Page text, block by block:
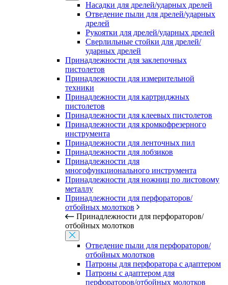
Насадки для дрелей/ударных дрелей
Отведение пыли для дрелей/ударных
дрелей
Рукоятки для дрелей/ударных дрелей
Сверлильные стойки для дрелей/
ударных дрелей
Принадлежности для заклепочных
пистолетов
Принадлежности для измерительной
техники
Принадлежности для картриджных
пистолетов
Принадлежности для клеевых пистолетов
Принадлежности для кромкофрезерного
инструмента
Принадлежности для ленточных пил
Принадлежности для лобзиков
Принадлежности для
многофункционального инструмента
Принадлежности для ножниц по листовому
металлу
Принадлежности для перфораторов/
отбойных молотков
Принадлежности для перфораторов/
отбойных молотков
Отведение пыли для перфораторов/
отбойных молотков
Патроны для перфоратора с адаптером
Патроны с адаптером для
перфораторов/отбойных молотков